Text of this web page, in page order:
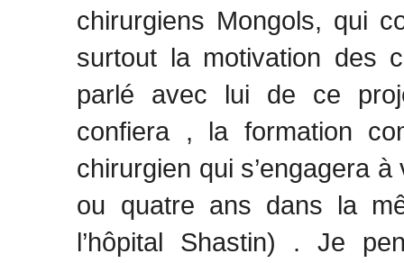
chirurgiens Mongols, qui
surtout la motivation des
parlé avec lui de ce
confiera , la formation
chirurgien qui s’engagera
ou quatre ans dans la
l’hôpital Shastin) . Je